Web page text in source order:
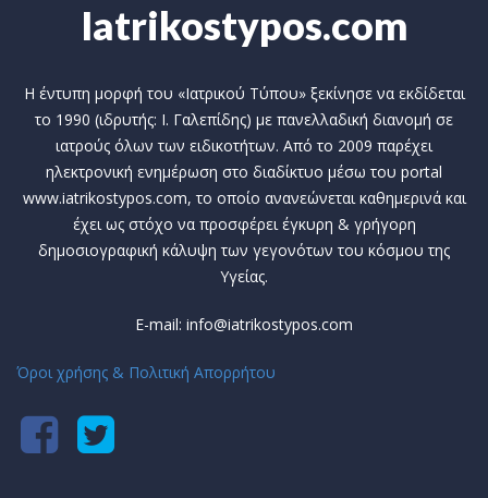
Iatrikostypos.com
Η έντυπη μορφή του «Ιατρικού Τύπου» ξεκίνησε να εκδίδεται
το 1990 (ιδρυτής: Ι. Γαλεπίδης) με πανελλαδική διανομή σε
ιατρούς όλων των ειδικοτήτων. Από το 2009 παρέχει
ηλεκτρονική ενημέρωση στο διαδίκτυο μέσω του portal
www.iatrikostypos.com, το οποίο ανανεώνεται καθημερινά και
έχει ως στόχο να προσφέρει έγκυρη & γρήγορη
δημοσιογραφική κάλυψη των γεγονότων του κόσμου της
Υγείας.
E-mail: info@iatrikostypos.com
Όροι χρήσης & Πολιτική Απορρήτου